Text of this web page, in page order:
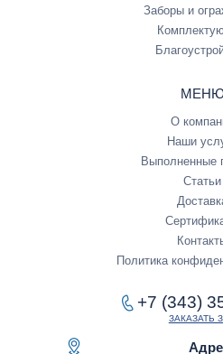
Заборы и
О
Наши
Выполненные
Статьи
Политика
+7 (343)
ЗАКАЗАТЬ